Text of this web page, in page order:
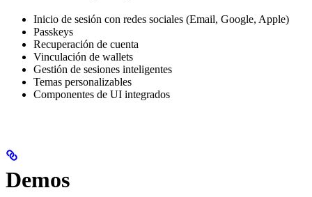
Inicio de sesión con redes sociales (Email, Google, Apple)
Passkeys
Recuperación de cuenta
Vinculación de wallets
Gestión de sesiones inteligentes
Temas personalizables
Componentes de UI integrados
Demos